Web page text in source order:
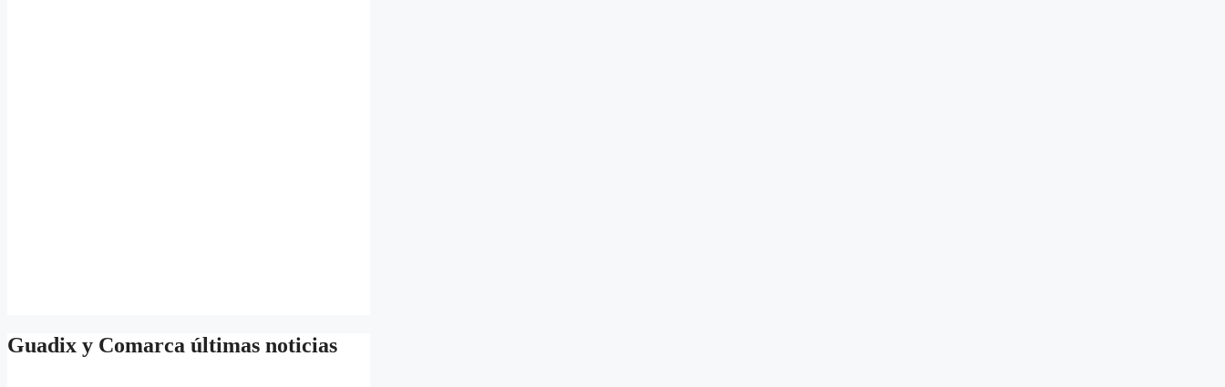
Guadix y Comarca últimas noticias